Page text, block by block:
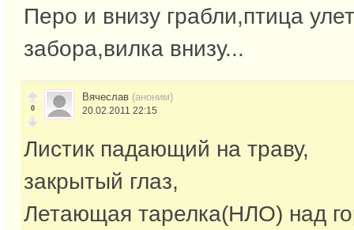
Перо и внизу грабли,птица
забора,вилка внизу...
0
Вячеслав (аноним)
20.02.2011 22:15
Листик падающий на траву,
закрытый глаз,
Летающая тарелка(НЛО) над